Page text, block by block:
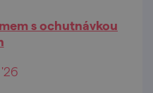
s ochutnávkou
'26